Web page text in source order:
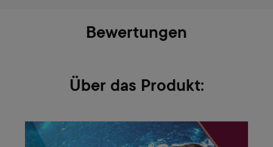
Bewertungen
Über das Produkt: